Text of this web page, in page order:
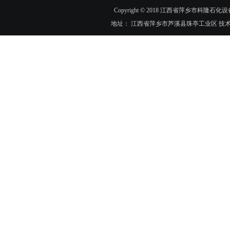
Copyright © 2018 江西省萍乡市科隆石化
地址： 江西省萍乡市芦溪县珠亭工业区 技